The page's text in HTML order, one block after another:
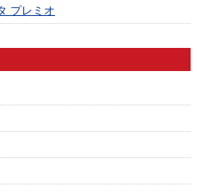
プレミオ